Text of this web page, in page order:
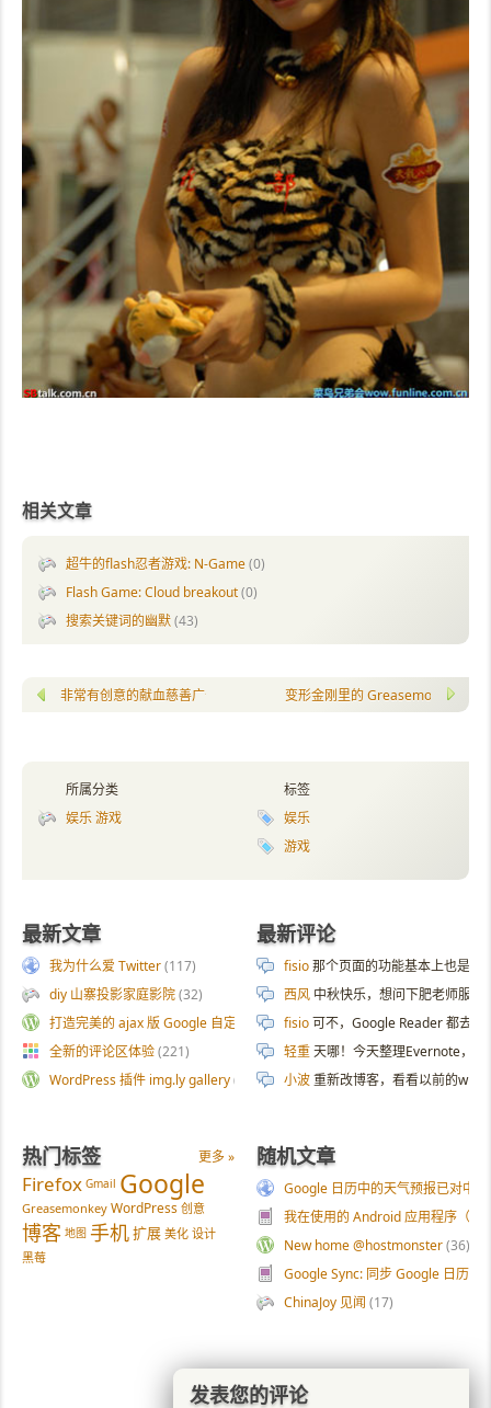
相关文章
超牛的flash忍者游戏: N-Game(0)
Flash Game: Cloud breakout(0)
搜索关键词的幽默(43)
非常有创意的献血慈善广告 变形金刚里的 Greasemonkey
标签
娱乐
游戏
所属分类
娱乐 游戏
最新文章
我为什么爱 Twitter(117)
diy 山寨投影家庭影院(32)
打造完美的 ajax 版 Google 自定义搜索 (187)
全新的评论区体验(221)
WordPress 插件 img.ly gallery(54)
更多 »
热门标签
Firefox Gmail Google
Greasemonkey WordPress 创意
博客 地图 手机扩展 美化 设计
黑莓
最新评论
fisio那个页面的功能基本上也是
西风 中秋快乐，想问下肥老师服
fisio可不，Google Reader 都去
轻重天哪！今天整理Evernote，
小波重新改博客，看看以前的wp
随机文章
Google 日历中的天气预报已对中
我在使用的 Android 应用程序（三
New home @hostmonster(36)
Google Sync: 同步 Google 日历到
ChinaJoy 见闻 (17)
发表您的评论